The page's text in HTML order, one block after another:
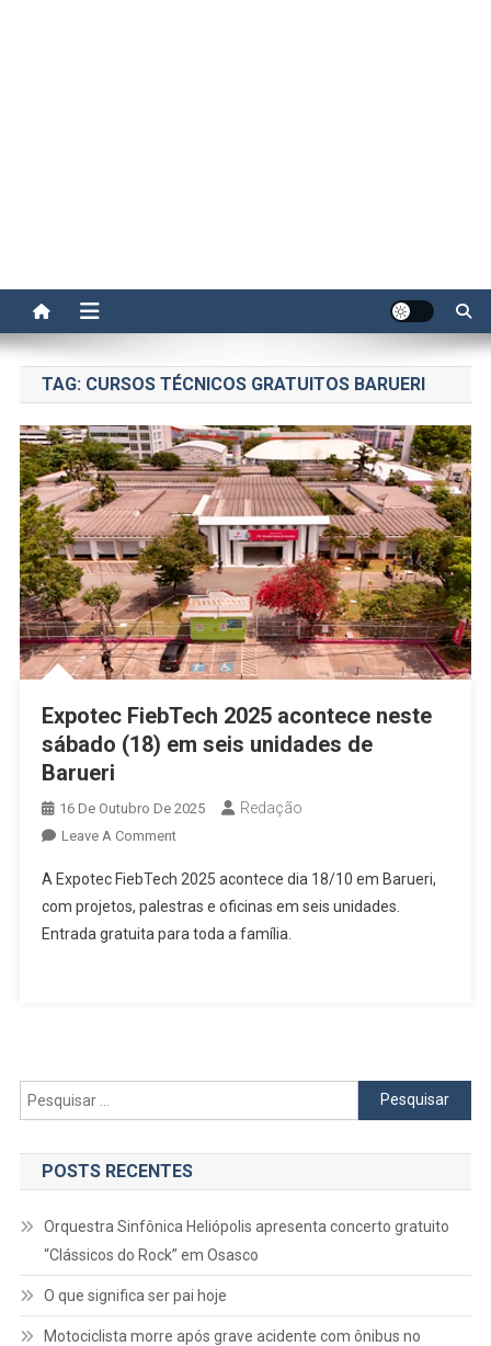
TAG: CURSOS TÉCNICOS GRATUITOS BARUERI
Expotec FiebTech 2025 acontece neste
sábado (18) em seis unidades de
Barueri
16 De Outubro De 2025 Redação
Leave A CommentOn
FiebTech
2025
Acontece
Unidades
A Expotec FiebTech 2025 acontece dia 18/10 em Barueri,
com projetos, palestras e oficinas em seis unidades.
Entrada gratuita para toda a família.
Pesquisar
por:
POSTS RECENTES
Orquestra Sinfônica Heliópolis apresenta concerto gratuito
“Clássicos do Rock” em Osasco
O que significa ser pai hoje
Motociclista morre após grave acidente com ônibus no